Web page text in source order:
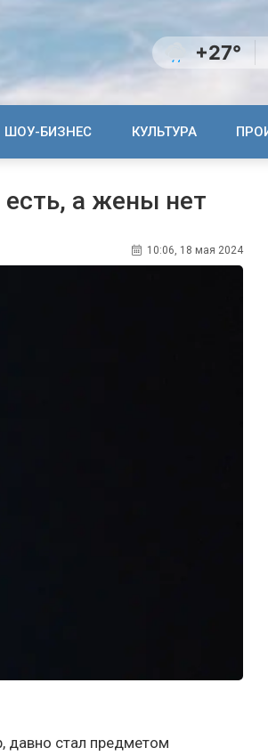
+27°
ШОУ-БИЗНЕС КУЛЬТУРА
а жены нет
10:06, 18 мая 2024
давно стал предметом